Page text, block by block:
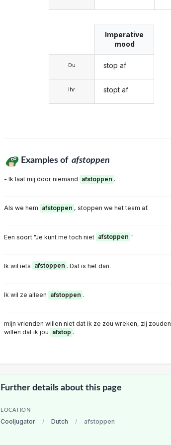
Du
Ihr
Imperative
mood
stop af
stopt af
Examples of afstoppen
- Ik laat mij door niemand afstoppen .
Als we hem afstoppen , stoppen we het team af.
Een soort "Je kunt me toch niet afstoppen ."
Ik wil iets afstoppen . Dat is het dan.
Ik wil ze alleen afstoppen .
mijn vrienden willen niet dat ik ze zou wreken, zij zouden
willen dat ik jou afstop .
Further details about this page
LOCATION
Cooljugator / Dutch / afstoppen